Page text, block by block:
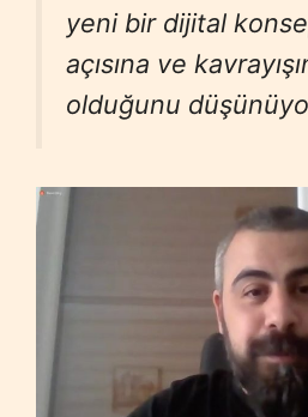
yeni bir dijital
açısına ve
olduğunu